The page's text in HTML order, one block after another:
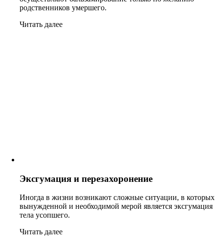
родственников умершего.
Читать далее
Эксгумация и перезахоронение
Иногда в жизни возникают сложные ситуации, в которых
вынужденной и необходимой мерой является эксгумация
тела усопшего.
Читать далее